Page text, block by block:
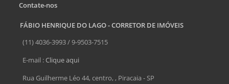
Contate-nos
FÁBIO HENRIQUE DO LAGO - CORRETOR DE IMÓVEIS
(11) 4036-3993 / 9-9503-7515
E-mail :Clique aqui
Rua Guilherme Léo 44, centro, , Piracaia - SP